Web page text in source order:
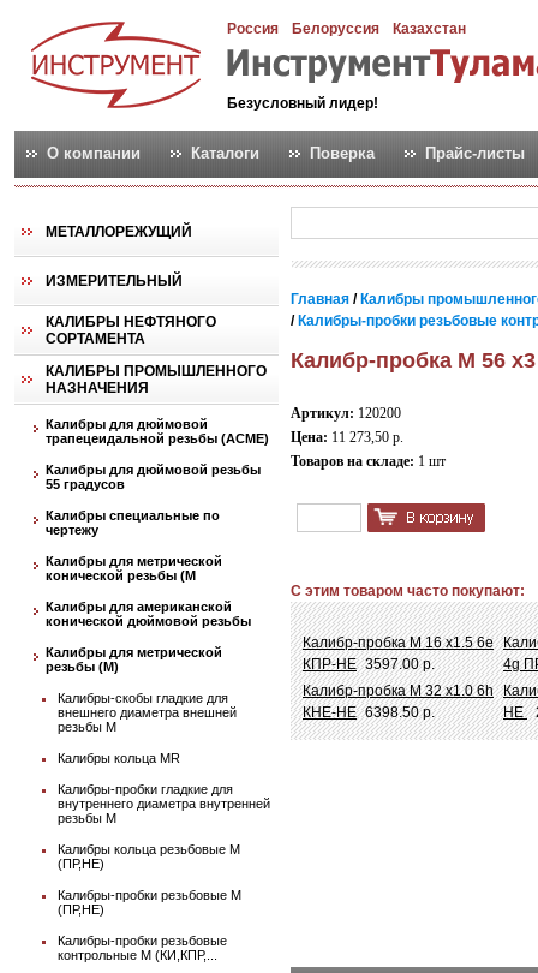
Россия Белоруссия Казахстан
Безусловный лидер!
О компании Каталоги Поверка Прайс-листы
МЕТАЛЛОРЕЖУЩИЙ
ИЗМЕРИТЕЛЬНЫЙ
КАЛИБРЫ НЕФТЯНОГО
СОРТАМЕНТА
КАЛИБРЫ ПРОМЫШЛЕННОГО
НАЗНАЧЕНИЯ
Калибры для дюймовой
трапецеидальной резьбы (АСМЕ)
Калибры для дюймовой резьбы
55 градусов
Калибры специальные по
чертежу
Калибры для метрической
конической резьбы (М
Калибры для американской
конической дюймовой резьбы
Калибры для метрической
резьбы (М)
Калибры-скобы гладкие для
внешнего диаметра внешней
резьбы М
Калибры кольца MR
Калибры-пробки гладкие для
внутреннего диаметра внутренней
резьбы М
Калибры кольца резьбовые М
(ПР,НЕ)
Калибры-пробки резьбовые М
(ПР,НЕ)
Калибры-пробки резьбовые
контрольные М (КИ,КПР,...
Главная / Калибры
/ Калибры-пробки резьбовые
Калибр-пробка М 56
Артикул: 120200
Цена: 11 273,50 р.
Товаров на складе: 1 шт
С этим товаром часто покупают:
Калибр-пробка М 16 х1.5 6e
КПР-НЕ 3597.00 р.
4g
Калибр-пробка М 32 х1.0 6h
КНЕ-НЕ 6398.50 р.
НЕ